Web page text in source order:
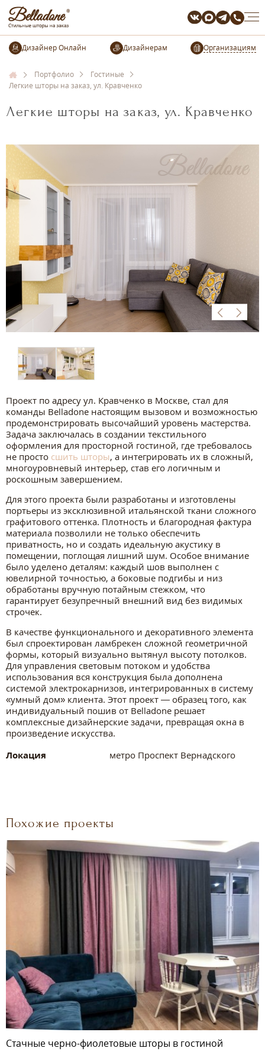
Организациям
Портфолио
Гостиные
Легкие шторы на заказ, ул. Кравченко
Легкие шторы на заказ, ул. Кравченко
Проект по адресу ул. Кравченко в Москве, стал для
команды Belladone настоящим вызовом и возможностью
продемонстрировать высочайший уровень мастерства.
Задача заключалась в создании текстильного
оформления для просторной гостиной, где требовалось
не просто сшить шторы, а интегрировать их в сложный,
многоуровневый интерьер, став его логичным и
роскошным завершением.
Для этого проекта были разработаны и изготовлены
портьеры из эксклюзивной итальянской ткани сложного
графитового оттенка. Плотность и благородная фактура
материала позволили не только обеспечить
приватность, но и создать идеальную акустику в
помещении, поглощая лишний шум. Особое внимание
было уделено деталям: каждый шов выполнен с
ювелирной точностью, а боковые подгибы и низ
обработаны вручную потайным стежком, что
гарантирует безупречный внешний вид без видимых
строчек.
В качестве функционального и декоративного элемента
был спроектирован ламбрекен сложной геометричной
формы, который визуально вытянул высоту потолков.
Для управления световым потоком и удобства
использования вся конструкция была дополнена
системой электрокарнизов, интегрированных в систему
«умный дом» клиента. Этот проект — образец того, как
индивидуальный пошив от Belladone решает
комплексные дизайнерские задачи, превращая окна в
произведение искусства.
Локация
метро Проспект Вернадского
Похожие проекты
Стачные черно-фиолетовые шторы в гостиной